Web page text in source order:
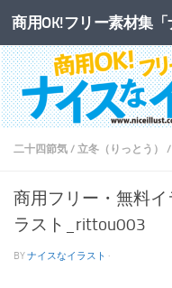
コンテンツへスキップ
商用OK!フリー素材集「
二十四節気 / 立冬（りっとう） /
商用フリー・無料
ラスト_rittou003
BYナイスなイラスト ·